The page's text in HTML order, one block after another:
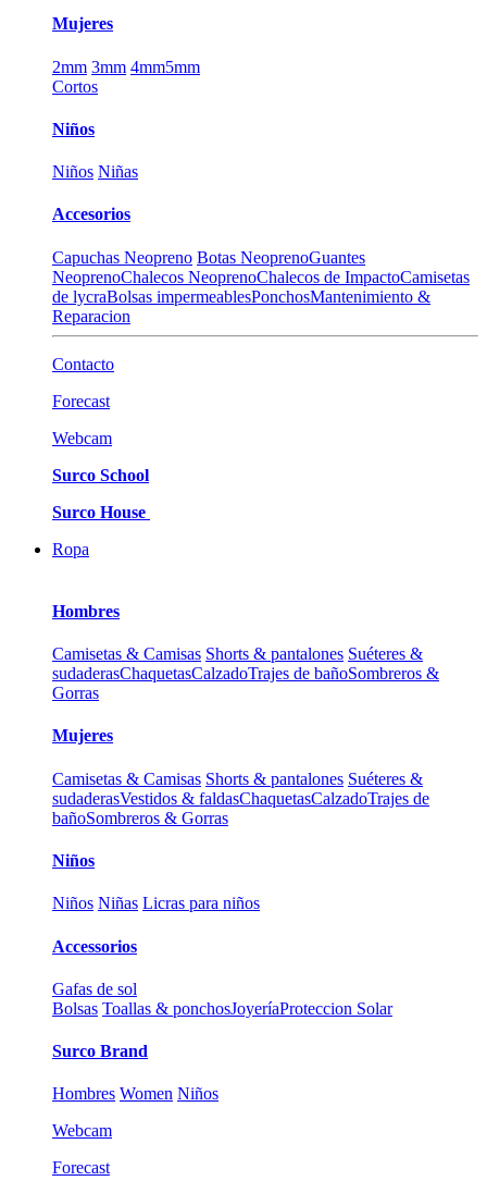
Mujeres
2mm 3mm 4mm5mm
Cortos
Niños
Niños Niñas
Accesorios
Capuchas Neopreno Botas NeoprenoGuantes
NeoprenoChalecos NeoprenoChalecos de ImpactoCamisetas
de lycraBolsas impermeablesPonchosMantenimiento &
Reparacion
Contacto
Forecast
Webcam
Surco School
Surco House
Ropa
Hombres
Camisetas & Camisas Shorts & pantalones Suéteres &
sudaderasChaquetasCalzadoTrajes de bañoSombreros &
Gorras
Mujeres
Camisetas & Camisas Shorts & pantalones Suéteres &
sudaderasVestidos & faldasChaquetasCalzadoTrajes de
bañoSombreros & Gorras
Niños
Niños Niñas Licras para niños
Accessorios
Gafas de sol
Bolsas Toallas & ponchosJoyeríaProteccion Solar
Surco Brand
Hombres Women Niños
Webcam
Forecast